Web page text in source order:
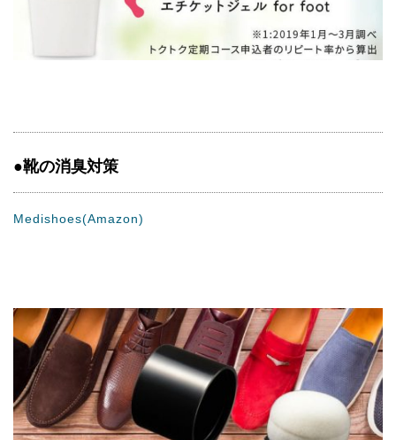
●靴の消臭対策
Medishoes(Amazon)